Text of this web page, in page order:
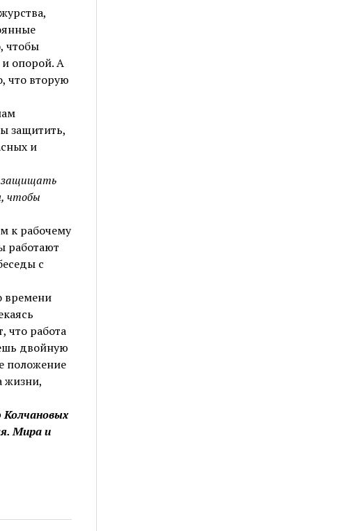
чтобы
опорой. А
что вторую
защитить,
и
защищать
чтобы
к рабочему
работают
с
времени
что работа
двойную
положение
жизни,
Колчановых
Мира и